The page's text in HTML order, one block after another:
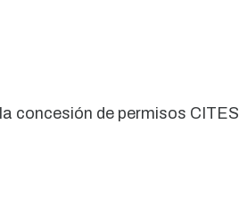
concesión de permisos CITES